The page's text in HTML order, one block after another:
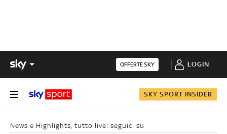
OFFERTE SKY LOGIN
SKY SPORT INSIDER
News e Highlights, tutto live: seguici su